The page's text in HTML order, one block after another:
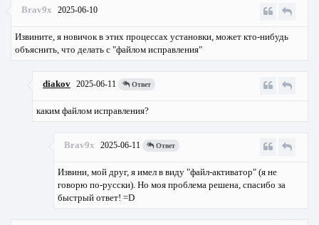
Brav9x 2025-06-10
Извините, я новичок в этих процессах установки, может кто-нибудь
объяснить, что делать с "файлом исправления"
diakov 2025-06-11 Ответ
каким файлом исправления?
Brav9x 2025-06-11 Ответ
Извини, мой друг, я имел в виду "файл-активатор" (я не
говорю по-русски). Но моя проблема решена, спасибо за
быстрый ответ! =D